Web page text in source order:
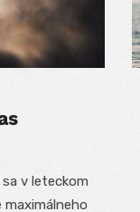
v leteckom
maximálneho